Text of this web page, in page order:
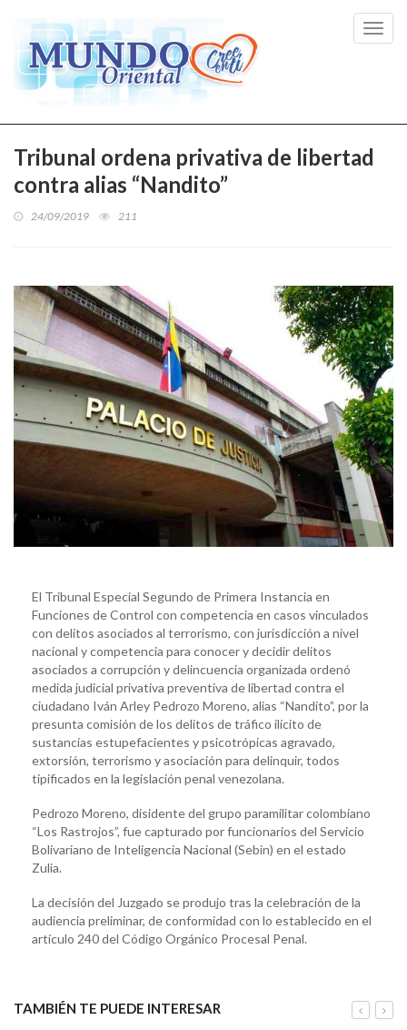
Tribunal ordena privativa de libertad
contra alias “Nandito”
24/09/2019 211
El Tribunal Especial Segundo de Primera Instancia en
Funciones de Control con competencia en casos vinculados
con delitos asociados al terrorismo, con jurisdicción a nivel
nacional y competencia para conocer y decidir delitos
asociados a corrupción y delincuencia organizada ordenó
medida judicial privativa preventiva de libertad contra el
ciudadano Iván Arley Pedrozo Moreno, alias “Nandito”, por la
presunta comisión de los delitos de tráfico ilícito de
sustancias estupefacientes y psicotrópicas agravado,
extorsión, terrorismo y asociación para delinquir, todos
tipificados en la legislación penal venezolana.
Pedrozo Moreno, disidente del grupo paramilitar colombiano
“Los Rastrojos”, fue capturado por funcionarios del Servicio
Bolivariano de Inteligencia Nacional (Sebin) en el estado
Zulia.
La decisión del Juzgado se produjo tras la celebración de la
audiencia preliminar, de conformidad con lo establecido en el
artículo 240 del Código Orgánico Procesal Penal.
TAMBIÉN TE PUEDE INTERESAR